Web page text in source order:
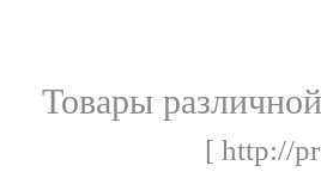
Товары
[ http://